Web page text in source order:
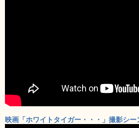
映画「ホワイトタイガー・・・」撮影シ